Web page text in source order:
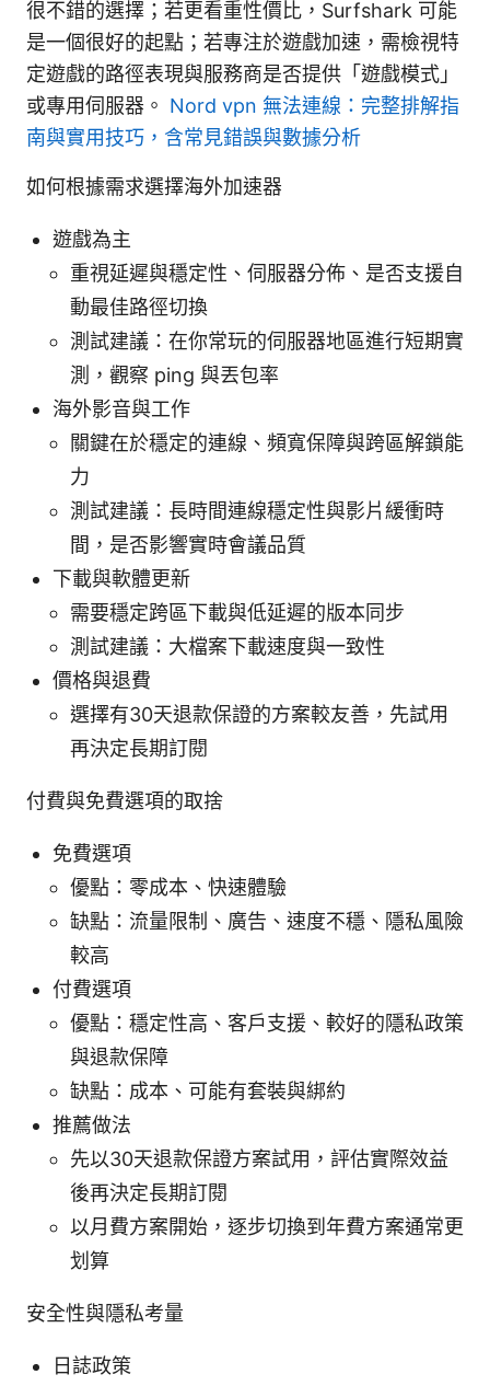
很不錯的選擇；若更看重性價比，Surfshark 可能
是一個很好的起點；若專注於遊戲加速，需檢視特
定遊戲的路徑表現與服務商是否提供「遊戲模式」
或專用伺服器。 Nord vpn 無法連線：完整排解指
南與實用技巧，含常見錯誤與數據分析
如何根據需求選擇海外加速器
遊戲為主
重視延遲與穩定性、伺服器分佈、是否支援自
動最佳路徑切換
測試建議：在你常玩的伺服器地區進行短期實
測，觀察 ping 與丟包率
海外影音與工作
關鍵在於穩定的連線、頻寬保障與跨區解鎖能
力
測試建議：長時間連線穩定性與影片緩衝時
間，是否影響實時會議品質
下載與軟體更新
需要穩定跨區下載與低延遲的版本同步
測試建議：大檔案下載速度與一致性
價格與退費
選擇有30天退款保證的方案較友善，先試用
再決定長期訂閱
付費與免費選項的取捨
免費選項
優點：零成本、快速體驗
缺點：流量限制、廣告、速度不穩、隱私風險
較高
付費選項
優點：穩定性高、客戶支援、較好的隱私政策
與退款保障
缺點：成本、可能有套裝與綁約
推薦做法
先以30天退款保證方案試用，評估實際效益
後再決定長期訂閱
以月費方案開始，逐步切換到年費方案通常更
划算
安全性與隱私考量
日誌政策